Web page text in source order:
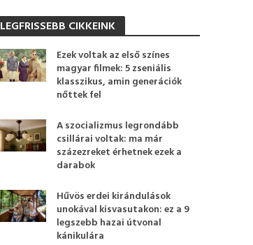
LEGFRISSEBB CIKKEINK
Ezek voltak az első színes
magyar filmek: 5 zseniális
klasszikus, amin generációk
nőttek fel
A szocializmus legrondább
csillárai voltak: ma már
százezreket érhetnek ezek a
darabok
Hűvös erdei kirándulások
unokával kisvasutakon: ez a 9
legszebb hazai útvonal
kánikulára